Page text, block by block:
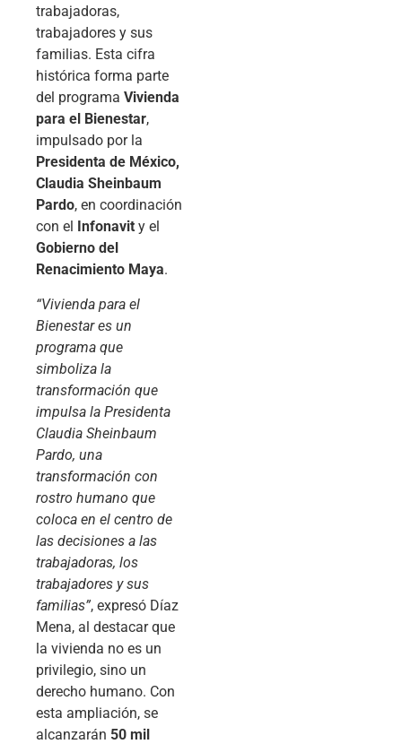
trabajadoras,
trabajadores y sus
familias. Esta cifra
histórica forma parte
del programa Vivienda
para el Bienestar,
impulsado por la
Presidenta de México,
Claudia Sheinbaum
Pardo, en coordinación
con el
Infonavit y el
Gobierno del
Renacimiento Maya.
“Vivienda para el
Bienestar es un
programa que
simboliza la
transformación que
impulsa la Presidenta
Claudia Sheinbaum
Pardo, una
transformación con
rostro humano que
coloca en el centro de
las decisiones a las
trabajadoras, los
trabajadores y sus
familias”, expresó Díaz
Mena, al destacar que
la vivienda no es un
privilegio, sino un
derecho humano. Con
esta ampliación, se
alcanzarán 50 mil